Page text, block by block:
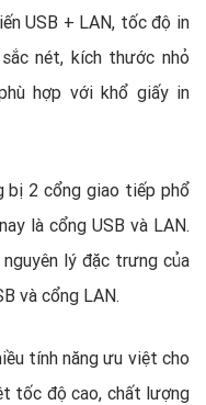
USB + LAN, tốc độ in
nét, kích thước nhỏ
hợp với khổ giấy in
bị 2 cổng giao tiếp phổ
là cổng USB và LAN.
lý đặc trưng của
và cổng LAN.
tính năng ưu việt cho
tốc độ cao, chất lượng